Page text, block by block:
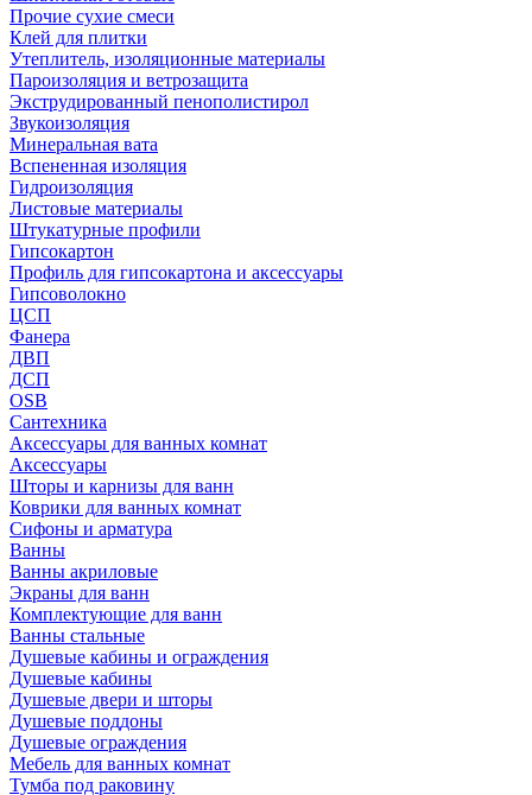
Прочие сухие смеси
Клей для плитки
Утеплитель, изоляционные материалы
Пароизоляция и ветрозащита
Экструдированный пенополистирол
Звукоизоляция
Минеральная вата
Вспененная изоляция
Гидроизоляция
Листовые материалы
Штукатурные профили
Гипсокартон
Профиль для гипсокартона и аксессуары
Гипсоволокно
ЦСП
Фанера
ДВП
ДСП
OSB
Сантехника
Аксессуары для ванных комнат
Аксессуары
Шторы и карнизы для ванн
Коврики для ванных комнат
Сифоны и арматура
Ванны
Ванны акриловые
Экраны для ванн
Комплектующие для ванн
Ванны стальные
Душевые кабины и ограждения
Душевые кабины
Душевые двери и шторы
Душевые поддоны
Душевые ограждения
Мебель для ванных комнат
Тумба под раковину